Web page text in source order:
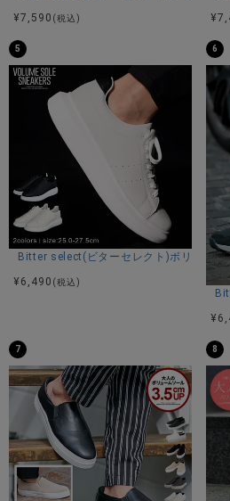
¥7,590 (税込)
¥
5
Bitter select(ビターセレクト)ボリュー
¥ 6,490 (税込)
6
¥
7 8